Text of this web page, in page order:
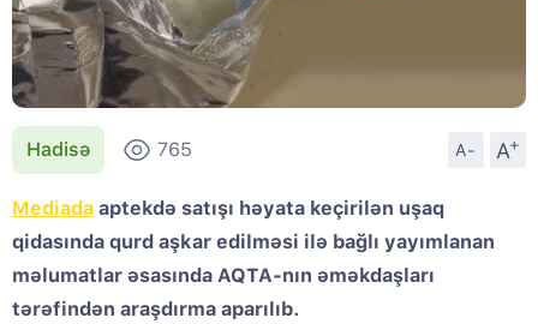
Hadisə 765 A- A
+
Mediada aptekdə satışı həyata keçirilən uşaq
qidasında qurd aşkar edilməsi ilə bağlı yayımlanan
məlumatlar əsasında AQTA-nın əməkdaşları
tərəfindən araşdırma aparılıb.